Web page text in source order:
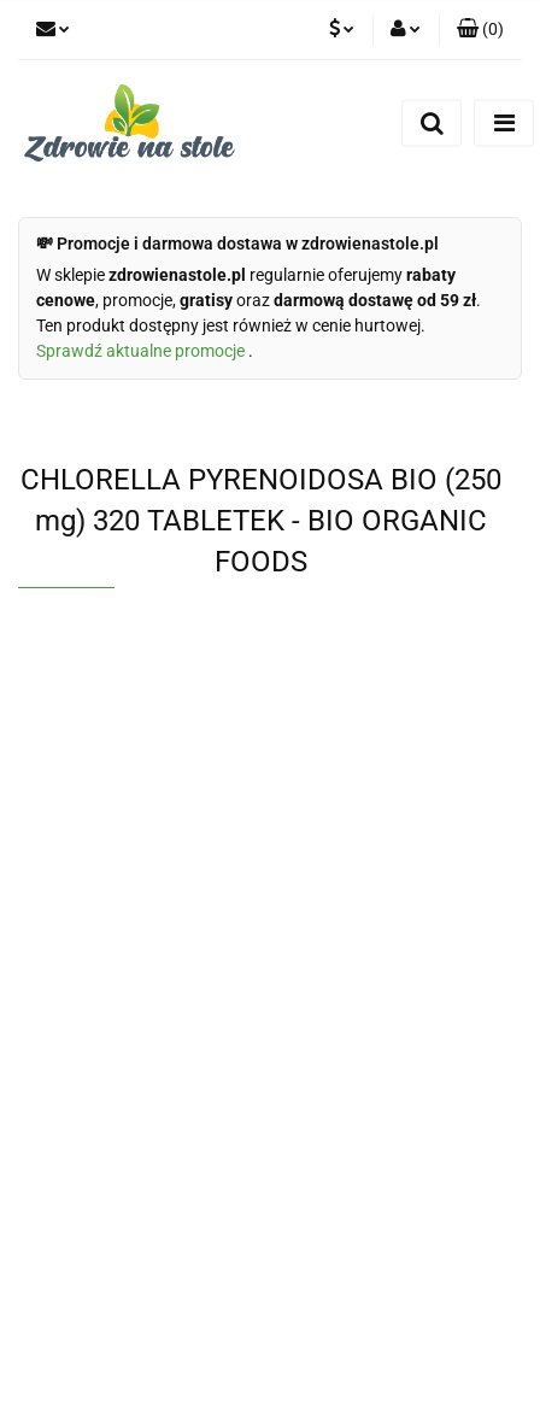
(0)
💸 Promocje i darmowa dostawa w zdrowienastole.pl
W sklepiezdrowienastole.pl regularnie oferujemyrabaty
cenowe, promocje,gratisyorazdarmową dostawę od 59 zł.
Ten produkt dostępny jest również w cenie hurtowej.
Sprawdź aktualne promocje .
CHLORELLA PYRENOIDOSA BIO (250
mg) 320 TABLETEK - BIO ORGANIC
FOODS